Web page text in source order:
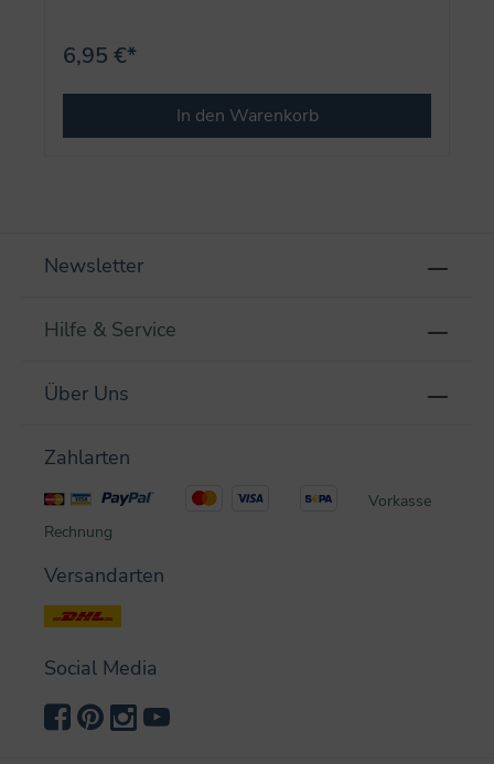
6,95 €*
In den Warenkorb
Newsletter
Hilfe & Service
Über Uns
Zahlarten
Vorkasse
Rechnung
Versandarten
Social Media